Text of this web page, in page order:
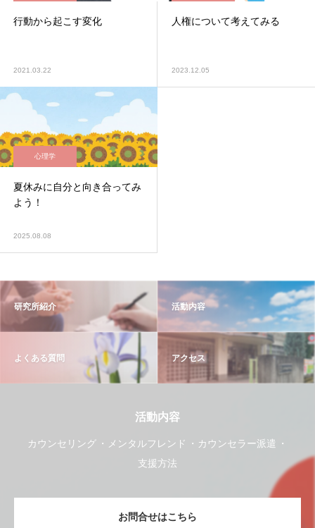
行動から起こす変化
2021.03.22
人権について考えてみる
2023.12.05
心理学
夏休みに自分と向き合ってみ
よう！
2025.08.08
研究所紹介 活動内容
よくある質問 アクセス
活動内容
カウンセリング メンタルフレンド
カウンセラー派遣
支援方法
お問合せはこちら